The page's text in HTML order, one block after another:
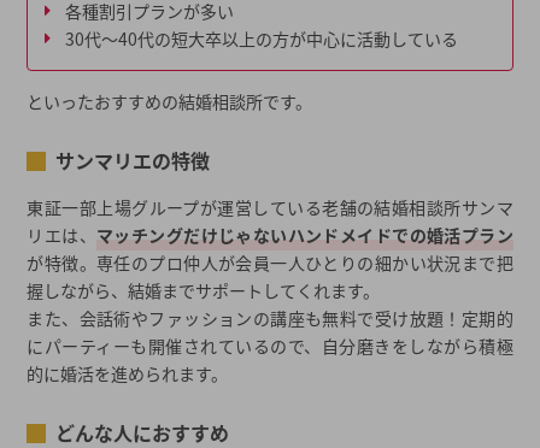
各種割引プランが多い
30代〜40代の短大卒以上の方が中心に活動している
といったおすすめの結婚相談所です。
サンマリエの特徴
東証一部上場グループが運営している老舗の結婚相談所サンマ
リエは、 マッチングだけじゃないハンドメイドでの婚活プラン
が特徴。専任のプロ仲人が会員一人ひとりの細かい状況まで把
握しながら、結婚までサポートしてくれます。
また、会話術やファッションの講座も無料で受け放題！定期的
にパーティーも開催されているので、自分磨きをしながら積極
的に婚活を進められます。
どんな人におすすめ